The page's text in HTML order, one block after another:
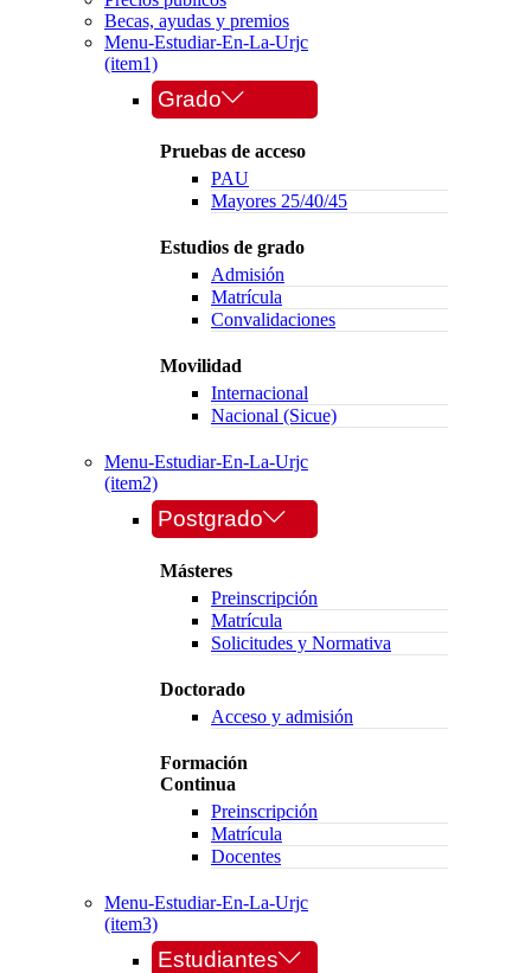
Becas, ayudas y premios
Menu-Estudiar-En-La-Urjc
(item1)
Grado
Pruebas de acceso
PAU
Mayores 25/40/45
Estudios de grado
Admisión
Matrícula
Convalidaciones
Movilidad
Internacional
Nacional (Sicue)
Menu-Estudiar-En-La-Urjc
(item2)
Postgrado
Másteres
Preinscripción
Matrícula
Solicitudes y Normativa
Doctorado
Acceso y admisión
Formación
Continua
Preinscripción
Matrícula
Docentes
Menu-Estudiar-En-La-Urjc
(item3)
Estudiantes